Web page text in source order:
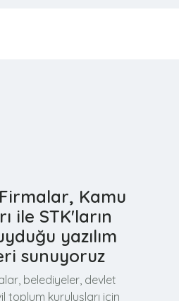
Kamu
ile STK'ların
yazılım
sunuyoruz
belediyeler, devlet
toplum kuruluşları için